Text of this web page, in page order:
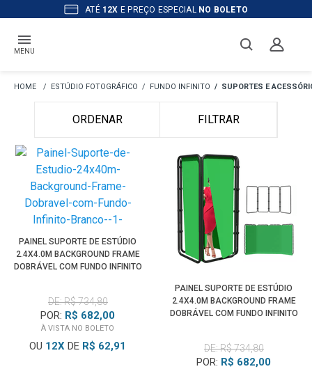
ATÉ 12X E PREÇO ESPECIAL NO BOLETO
MENU
ESTÚDIO FOTOGRÁFICO FUNDO INFINITO SUPORTES E
ORDENAR FILTRAR
PAINEL SUPORTE DE ESTÚDIO
2.4X4.0M BACKGROUND FRAME
DOBRÁVEL COM FUNDO INFINITO
DE: R$ 734,80
POR: R$ 682,00
À VISTA NO BOLETO
OU 12X DE R$ 62,91
PAINEL SUPORTE DE ESTÚDIO
2.4X4.0M BACKGROUND FRAME
DOBRÁVEL COM FUNDO INFINITO
DE: R$ 734,80
POR: R$ 682,00